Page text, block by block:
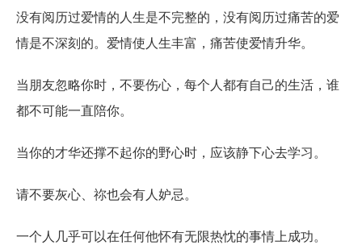
没有阅历过爱情的人生是不完整的，没有阅历过痛苦的爱
情是不深刻的。爱情使人生丰富，痛苦使爱情升华。
当朋友忽略你时，不要伤心，每个人都有自己的生活，谁
都不可能一直陪你。
当你的才华还撑不起你的野心时，应该静下心去学习。
请不要灰心、祢也会有人妒忌。
一个人几乎可以在任何他怀有无限热忱的事情上成功。